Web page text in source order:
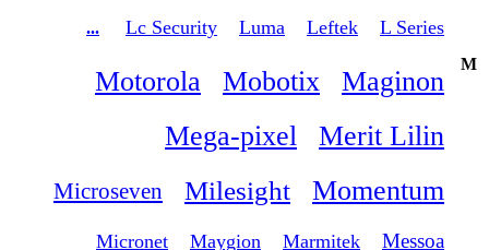
L Series
Leftek
Luma
Lc Security
...
M
Maginon
Mobotix
Motorola
Merit Lilin
Mega-pixel
Momentum
Milesight
Microseven
Messoa
Marmitek
Maygion
Micronet